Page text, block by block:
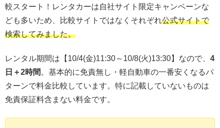
較スタート！レンタカーは自社サイト限定キャンペーンな
ども多いため、比較サイトではなくそれぞれ公式サイトで
検索してみました。
レンタル期間は【 10/4(金)11:30～10/8(火)13:30】なので、 4
日＋2時間 。 基本的に免責無し・軽自動車の一番安くなるパ
ターンで料金比較しています。特に記載していないものは
免責保証料含まない料金です。